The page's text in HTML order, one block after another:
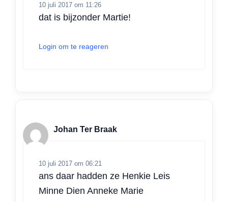
10 juli 2017 om 11:26
dat is bijzonder Martie!
Login om te reageren
Johan Ter Braak
10 juli 2017 om 06:21
ans daar hadden ze Henkie Leis
Minne Dien Anneke Marie